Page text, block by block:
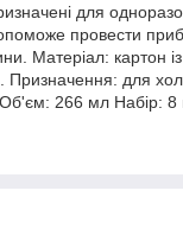
для
провести
Матеріал: картон
Призначення: для
Об'єм: 266 мл Набір: 8